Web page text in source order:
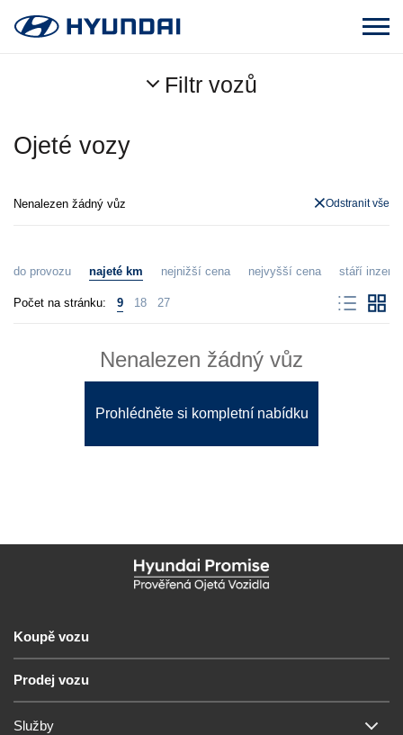
Filtr vozů
Ojeté vozy
Nenalezen žádný vůz Odstranit vše
do provozu najeté km nejnižší cena nejvyšší cena stáří
Počet na stránku: 9 18 27
Nenalezen žádný vůz
Prohlédněte si kompletní nabídku
Koupě vozu
Prodej vozu
Služby